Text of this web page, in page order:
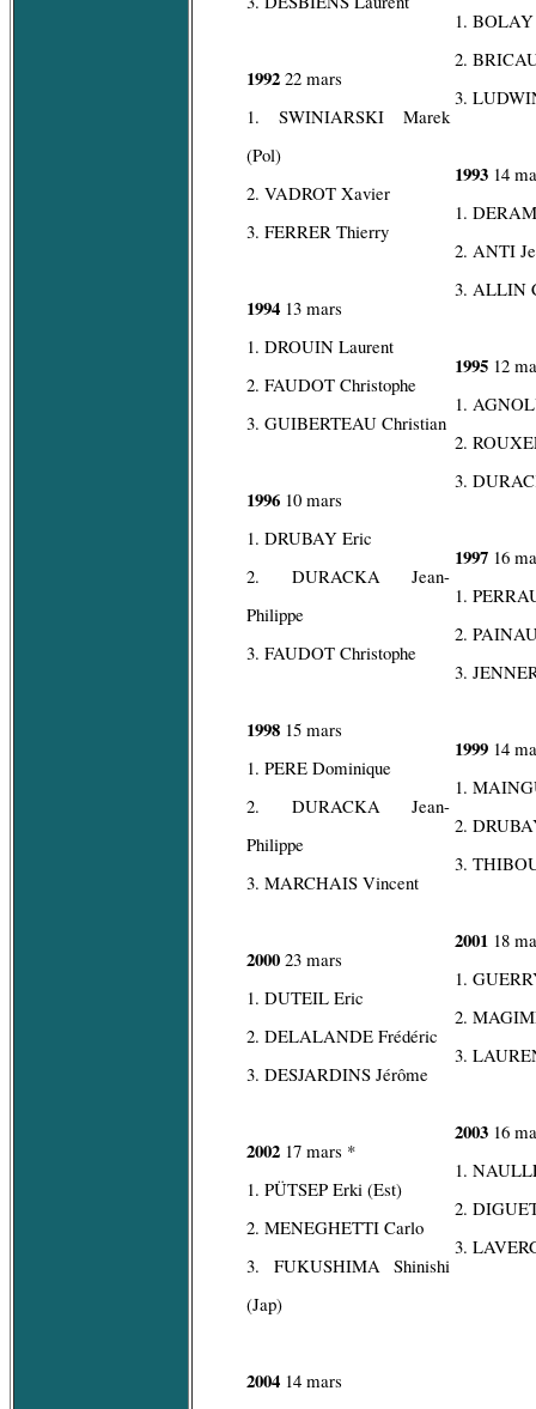
1992 22 mars
1. SWINIARSKI Marek
(Pol)
2. VADROT Xavier
3. FERRER Thierry
1994 13 mars
1. DROUIN Laurent
2. FAUDOT Christophe
3. GUIBERTEAU Christian
1996 10 mars
1. DRUBAY Eric
2. DURACKA Jean-
Philippe
3. FAUDOT Christophe
1998 15 mars
1. PERE Dominique
2. DURACKA Jean-
Philippe
3. MARCHAIS Vincent
2000 23 mars
1. DUTEIL Eric
2. DELALANDE Frédéric
3. DESJARDINS Jérôme
2002 17 mars *
1. PÜTSEP Erki (Est)
2. MENEGHETTI Carlo
3. FUKUSHIMA Shinishi
(Jap)
2004 14 mars
1.
2.
3.
1993 14
1.
2. ANTI
3. ALLIN
1995 12
1.
2.
3.
1997 16
1.
2.
3.
1999 14
1.
2.
3.
2001 18
1.
2.
3.
2003 16
1.
2.
3.